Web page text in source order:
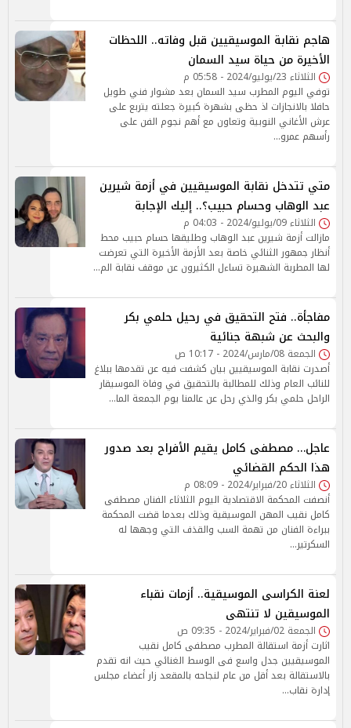
هاجم نقابة الموسيقيين قبل وفاته.. اللحظات
الأخيرة من حياة سيد السمان
الثلاثاء 23/يوليو/2024 - 05:58 م
توفي اليوم المطرب سيد السمان بعد مشوار فني طويل
حافلا بالانجازات اذ حظى بشهرة كبيرة جعلته يتربع على
عرش الأغاني النوبية وتعاون مع أهم نجوم الفن على
رأسهم عمرو…
متي تتدخل نقابة الموسيقيين في أزمة شيرين
عبد الوهاب وحسام حبيب؟.. إليك الإجابة
الثلاثاء 09/يوليو/2024 - 04:03 م
مازالت أزمة شيرين عبد الوهاب وطليقها حسام حبيب محط
أنظار جمهور الثنائي خاصة بعد الأزمة الأخيرة التي تعرضت
لها المطربة الشهيرة تساءل الكثيرون عن موقف نقابة الم…
مفاجأة.. فتح التحقيق في رحيل حلمي بكر
والبحث عن شبهة جنائية
الجمعة 08/مارس/2024 - 10:17 ص
أصدرت نقابة الموسيقيين بيان كشفت فيه عن تقدمها ببلاغ
للنائب العام وذلك للمطالبة بالتحقيق في وفاة الموسيقار
الراحل حلمي بكر والذي رحل عن عالمنا يوم الجمعة الما…
عاجل… مصطفى كامل يقيم الأفراح بعد صدور
هذا الحكم القضائي
الثلاثاء 20/فبراير/2024 - 08:09 م
أنصفت المحكمة الاقتصادية اليوم الثلاثاء الفنان مصطفى
كامل نقيب المهن الموسيقية وذلك بعدما قضت المحكمة
ببراءة الفنان من تهمة السب والقذف التي وجهها له
السكرتير…
لعنة الكراسى الموسيقية.. أزمات نقباء
الموسيقين لا تنتهى
الجمعة 02/فبراير/2024 - 09:35 ص
اثارت أزمة استقالة المطرب مصطفى كامل نقيب
الموسيقيين جدل واسع فى الوسط الغنائي حيث انه تقدم
بالاستقالة بعد أقل من عام لنجاحه بالمقعد زار أعضاء مجلس
إدارة نقاب…